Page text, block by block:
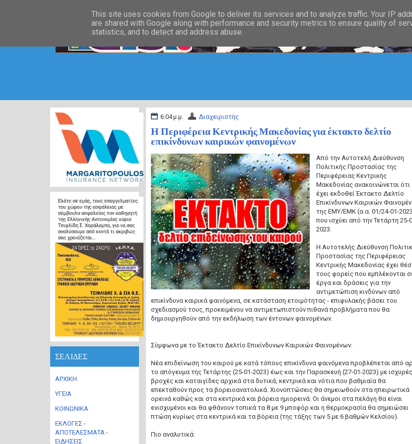
6:04 μ.μ. Διαχειριστής
Η Περιφέρεια Κεντρικής Μακεδονίας για έκτακτο δελτίο
επικίνδυνων καιρικών φαινομένων
Από την Αυτοτελή Διεύθυνση
Πολιτικής Προστασίας της
Περιφέρειας Κεντρικής
Μακεδονίας ανακοινώνεται ότι
έχει εκδοθεί Έκτακτο Δελτίο
Επικίνδυνων Καιρικών
της ΕΜΥ/ΕΜΚ (α.α. 01/24-01-
που ισχύει από την Τετάρτη 25-
2023.
Η Αυτοτελής Διεύθυνση
Προστασίας της Περιφέρειας
Κεντρικής Μακεδονίας έχει
τους φορείς που εμπλέκονται
έργα και δράσεις για την
αντιμετώπιση κινδύνων από
επικίνδυνα καιρικά φαινόμενα, σε κατάσταση ετοιμότητας - επιφυλακής βάσει του
σχεδιασμού τους, προκειμένου να αντιμετωπιστούν πιθανά προβλήματα που θα
δημιουργηθούν από την εκδήλωση των έντονων φαινομένων.
Σύμφωνα με το Έκτακτο Δελτίο Επικίνδυνων Καιρικών Φαινομένων:
Νέα επιδείνωση του καιρού με κατά τόπους επικίνδυνα φαινόμενα προβλέπεται από
το απόγευμα της Τετάρτης (25-01-2023) έως και την Παρασκευή (27-01-2023) με ισχυρές
βροχές και καταιγίδες αρχικά στα δυτικά, κεντρικά και νότια που βαθμιαία θα
επεκταθούν προς τα βορειοανατολικά. Χιονοπτώσεις θα σημειωθούν στα ηπειρωτικά
ορεινά καθώς και στα κεντρικά και βόρεια ημιορεινά. Οι άνεμοι στα πελάγη θα είναι
ενισχυμένοι και θα φθάνουν τοπικά τα 8 με 9 μποφόρ και η θερμοκρασία θα σημειώσει
πτώση κυρίως στα κεντρικά και τα βόρεια (της τάξης των 5 με 6 βαθμών Κελσίου).
Πιο αναλυτικά:
ΣΕΛΙΔΕΣ
ΑΡΧΙΚΗ
ΥΓΕΙΑ
ΚΟΙΝΩΝΙΚΑ
ΕΚΛΟΓΕΣ -
ΑΠΟΤΕΛΕΣΜΑΤΑ -
ΕΙΔΗΣΕΙΣ
This site uses cookies from Google to deliver its services and to analyze traffic. Your IP
are shared with Google along with performance and security metrics to ensure quality of
statistics, and to detect and address abuse.